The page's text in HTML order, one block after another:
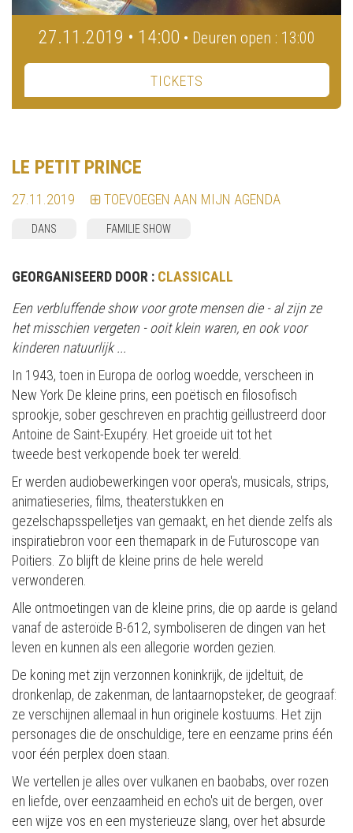
27.11.2019 • 14:00 • Deuren open : 13:00
TICKETS
LE PETIT PRINCE
27.11.2019 TOEVOEGEN AAN MIJN AGENDA
DANS FAMILIE SHOW
GEORGANISEERD DOOR : CLASSICALL
Een verbluffende show voor grote mensen die - al zijn ze
het misschien vergeten - ooit klein waren, en ook voor
kinderen natuurlijk ...
In 1943, toen in Europa de oorlog woedde, verscheen in
New York De kleine prins, een poëtisch en filosofisch
sprookje, sober geschreven en prachtig geïllustreerd door
Antoine de Saint-Exupéry. Het groeide uit tot het
tweede best verkopende boek ter wereld.
Er werden audiobewerkingen voor opera's, musicals, strips,
animatieseries, films, theaterstukken en
gezelschapsspelletjes van gemaakt, en het diende zelfs als
inspiratiebron voor een themapark in de Futuroscope van
Poitiers. Zo blijft de kleine prins de hele wereld
verwonderen.
Alle ontmoetingen van de kleine prins, die op aarde is geland
vanaf de asteroïde B-612, symboliseren de dingen van het
leven en kunnen als een allegorie worden gezien.
De koning met zijn verzonnen koninkrijk, de ijdeltuit, de
dronkenlap, de zakenman, de lantaarnopsteker, de geograaf:
ze verschijnen allemaal in hun originele kostuums. Het zijn
personages die de onschuldige, tere en eenzame prins één
voor één perplex doen staan.
We vertellen je alles over vulkanen en baobabs, over rozen
en liefde, over eenzaamheid en echo's uit de bergen, over
een wijze vos en een mysterieuze slang, over het absurde